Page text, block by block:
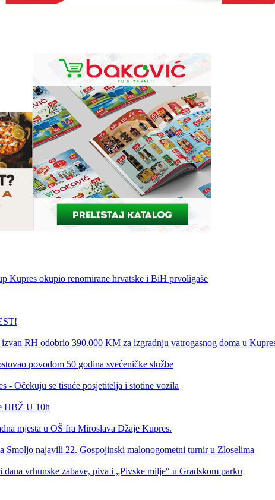
Kupres okupio renomirane hrvatske i BiH prvoligaše
RH odobrio 390.000 KM za izgradnju vatrogasnog doma u
povodom 50 godina svećeničke službe
- Očekuju se tisuće posjetitelja i stotine vozila
HBŽ U 10h
mjesta u OŠ fra Miroslava Džaje Kupres.
najavili 22. Gospojinski malonogometni turnir u Zloselima
vrhunske zabave, piva i „Pivske milje“ u Gradskom parku